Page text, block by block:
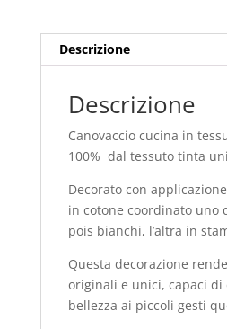
Descrizione
Descrizione
Canovaccio cucina in
100% dal tessuto tinta
Decorato con
in cotone coordinato uno
pois bianchi, l’altra in
Questa decorazione
originali e unici, capaci di
bellezza ai piccoli gesti